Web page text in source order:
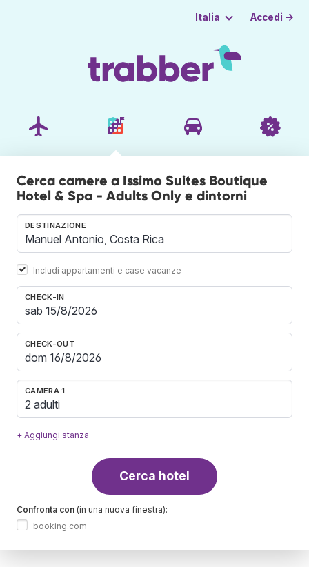
Italia Accedi →
Cerca camere a Issimo Suites Boutique
Hotel & Spa - Adults Only e dintorni
DESTINAZIONE
Includi appartamenti e case vacanze
CHECK-IN
CHECK-OUT
CAMERA 1
2 adulti
+ Aggiungi stanza
Cerca hotel
Confronta con (in una nuova finestra):
booking.com